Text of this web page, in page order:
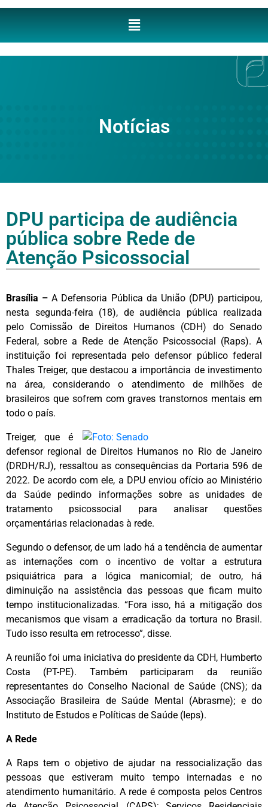
Notícias
DPU participa de audiência
pública sobre Rede de
Atenção Psicossocial
Brasília – A Defensoria Pública da União (DPU) participou,
nesta segunda-feira (18), de audiência pública realizada
pelo Comissão de Direitos Humanos (CDH) do Senado
Federal, sobre a Rede de Atenção Psicossocial (Raps). A
instituição foi representada pelo defensor público federal
Thales Treiger, que destacou a importância de investimento
na área, considerando o atendimento de milhões de
brasileiros que sofrem com graves transtornos mentais em
todo o país.
Treiger, que é
defensor regional de Direitos Humanos no Rio de Janeiro
(DRDH/RJ), ressaltou as consequências da Portaria 596 de
2022. De acordo com ele, a DPU enviou ofício ao Ministério
da Saúde pedindo informações sobre as unidades de
tratamento psicossocial para analisar questões
orçamentárias relacionadas à rede.
Segundo o defensor, de um lado há a tendência de aumentar
as internações com o incentivo de voltar a estrutura
psiquiátrica para a lógica manicomial; de outro, há
diminuição na assistência das pessoas que ficam muito
tempo institucionalizadas. “Fora isso, há a mitigação dos
mecanismos que visam a erradicação da tortura no Brasil.
Tudo isso resulta em retrocesso”, disse.
A reunião foi uma iniciativa do presidente da CDH, Humberto
Costa (PT-PE). Também participaram da reunião
representantes do Conselho Nacional de Saúde (CNS); da
Associação Brasileira de Saúde Mental (Abrasme); e do
Instituto de Estudos e Políticas de Saúde (Ieps).
A Rede
A Raps tem o objetivo de ajudar na ressocialização das
pessoas que estiveram muito tempo internadas e no
atendimento humanitário. A rede é composta pelos Centros